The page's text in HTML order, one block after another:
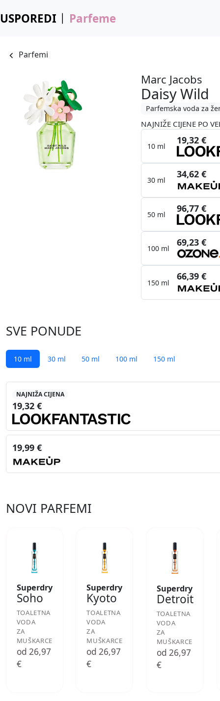
USPOREDI Parfeme
Parfemi
Marc Jacobs
Daisy Wild
Parfemska voda za
NAJNIŽE CIJENE PO
10 ml
19,32 €
30 ml
34,62 €
50 ml
96,77 €
100 ml
69,23 €
150 ml
66,39 €
SVE PONUDE
10 ml 30 ml 50 ml 100 ml 150 ml
NAJNIŽA CIJENA
19,32 €
19,99 €
NOVI PARFEMI
Superdry
Soho
TOALETNA
VODA
ZA
MUŠKARCE
od 26,97
€
Superdry
Kyoto
TOALETNA
VODA
ZA
MUŠKARCE
od 26,97
€
Superdry
Detroit
TOALETNA
VODA
ZA
MUŠKARCE
od 26,97
€